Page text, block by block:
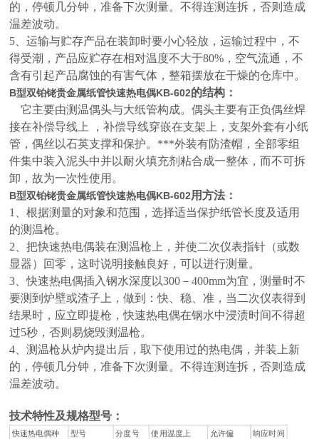
的，停顿几分钟，准备下次测量。不得连测连拆，否则造成
温差波动。
5、运输与贮存产品在装卸时要小心轻放，运输过程中，不
得受潮，产品应贮存在相对温度不大于80%，空气流通，不
含有引起产品腐蚀的有害气体，整箱摆放在干燥的仓库中。
B型双铂铑贵金属纸管快速热电偶KB-602的结构：
它主要由测温偶头与大纸管构成。偶头主要有正负偶丝焊
接在补偿导线上 ，补偿导线穿嵌在支架上，支架外套有小纸
管，偶丝以石英支撑和保护。***外装有防渣帽，全部零组
件集中装入泥头中并以耐火填充剂粘合成一整体，而不可拆
卸，故为一次性使用。
B型双铂铑贵金属纸管快速热电偶KB-602用方法：
1、根据测量的对象和范围，选择适当保护纸管长度及适用
的测温枪。
2、把快速热电偶装在测温枪上，并使二次仪表指针（或数
显器）回零，这时说明接触良好，可以进行测量。
3、快速热电偶插入钢水深度以300－400mm为宜，测量时不
要测到炉壁或渣子上，做到：快、稳、准，当二次仪表得到
结果时，应立即提枪，快速热电偶在钢水中浸渍时间不得超
过5秒，否则易烧毁测温枪。
4、测温枪从炉内提出后，取下使用过的热电偶，并装上新
的，停顿几分钟，准备下次测量。不得连测连拆，否则造成
温差波动。
技术特性及规格型号：
快速热电偶种
型号 分度号
使用温度上
允许偏
响应时间